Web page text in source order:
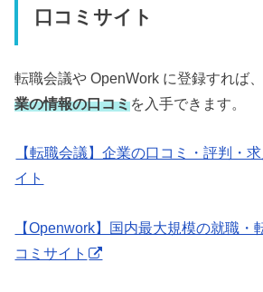
口コミサイト
転職会議や OpenWork に登録すれば
業の情報の口コミを入手できます。
【転職会議】企業の口コミ・評判・
イト
【Openwork】国内最大規模の就職・
コミサイト